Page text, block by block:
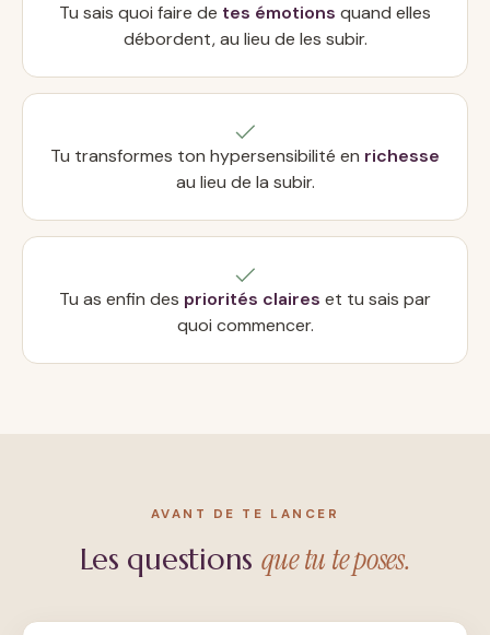
Tu sais quoi faire de tes émotions quand elles
débordent, au lieu de les subir.
Tu transformes ton hypersensibilité en richesse
au lieu de la subir.
Tu as enfin des priorités claires et tu sais par
quoi commencer.
AVANT DE TE LANCER
Les questions que tu te poses.